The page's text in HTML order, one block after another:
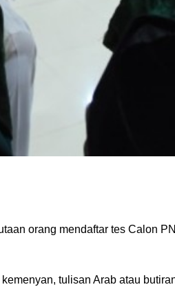
orang mendaftar tes Calon
tulisan Arab atau